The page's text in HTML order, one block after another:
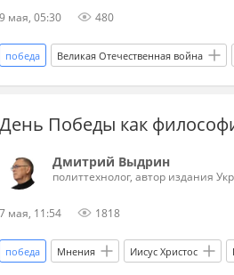
9 мая, 05:30 480
победа Великая Отечественная война
День Победы как
Дмитрий Выдрин
политтехнолог, автор издания
7 мая, 11:54 1818
победа Мнения Иисус Христос